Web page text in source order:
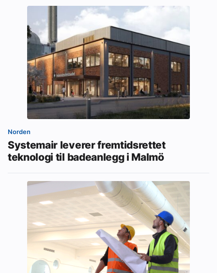
Norden
Systemair leverer fremtidsrettet
teknologi til badeanlegg i Malmö